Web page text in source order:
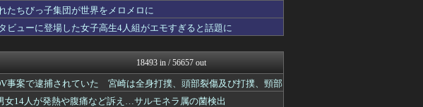
ｗｗｗｗｗｗｗ...
ラビット速報
あ艦これ ～艦隊これくしょ...
AI動画がこち...
ジャンプ速報
人型に囚われな...
アルセウス速報＠ポケモンま...
る利益」を生み...
れていた ...
痛いニュース(ﾉ∀`)
い!」（版...
アルファルファモザイク＠ネ...
たちびっ子集団が世界をメロメロに
ューに登場した女子高生4人組がエモすぎると話題に
18493 in / 56657 out
事案で逮捕されていた 宮崎は全身打撲、頭部裂傷及び打撲、頸部
14人が発熱や腹痛など訴え…サルモネラ属の菌検出